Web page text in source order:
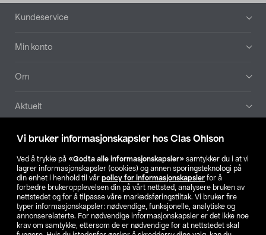
Vi bruker informasjonskapsler hos Clas Ohlson
Ved å trykke på «Godta alle informasjonskapsler» samtykker du i at vi
lagrer informasjonskapsler (cookies) og annen sporingsteknologi på
din enhet i henhold til vår policy for informasjonskapsler for å
forbedre brukeropplevelsen din på vårt nettsted, analysere bruken av
nettstedet og for å tilpasse våre markedsføringstiltak. Vi bruker fire
typer informasjonskapsler: nødvendige, funksjonelle, analytiske og
annonserelaterte. For nødvendige informasjonskapsler er det ikke noe
krav om samtykke, ettersom de er nødvendige for at nettstedet skal
Bunntekst
Kundeservice
Min konto
Om
Aktuelt
Våre selskaper
Finn din butikk
SE NO FI